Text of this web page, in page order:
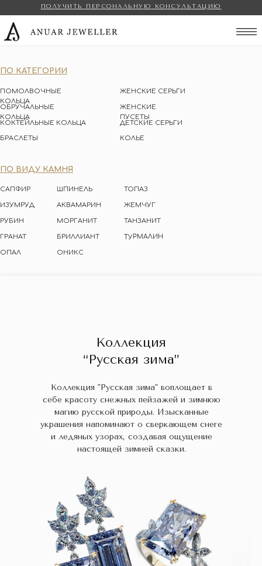
ПОЛУЧИТЬ ПЕРСОНАЛЬНУЮ КОНСУЛЬТАЦИЮ
ПО КАТЕГОРИИ
ПОМОЛВОЧНЫЕ
КОЛЬЦА
ОБРУЧАЛЬНЫЕ
КОЛЬЦА
ЖЕНСКИЕ СЕРЬГИ
КОКТЕЙЛЬНЫЕ КОЛЬЦА
ЖЕНСКИЕ
ПУСЕТЫ
ДЕТСКИЕ СЕРЬГИ
БРАСЛЕТЫ
КОЛЬЕ
ПО ВИДУ КАМНЯ
САПФИР
ИЗУМРУД
ШПИНЕЛЬ
РУБИН
АКВАМАРИН
МОРГАНИТ
ГРАНАТ БРИЛЛИАНТ
ТОПАЗ
ЖЕМЧУГ
ТУРМАЛИН
ТАНЗАНИТ
ОНИКС
ОПАЛ
Коллекция
“Русская зима”
Коллекция "Русская зима" воплощает в
себе красоту снежных пейзажей и зимнюю
магию русской природы. Изысканные
украшения напоминают о сверкающем снеге
и ледяных узорах, создавая ощущение
настоящей зимней сказки.